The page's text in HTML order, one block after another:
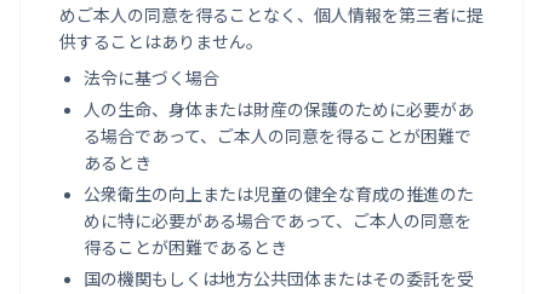
めご本人の同意を得ることなく、個人情報を第三者に提
供することはありません。
法令に基づく場合
人の生命、身体または財産の保護のために必要があ
る場合であって、ご本人の同意を得ることが困難で
あるとき
公衆衛生の向上または児童の健全な育成の推進のた
めに特に必要がある場合であって、ご本人の同意を
得ることが困難であるとき
国の機関もしくは地方公共団体またはその委託を受